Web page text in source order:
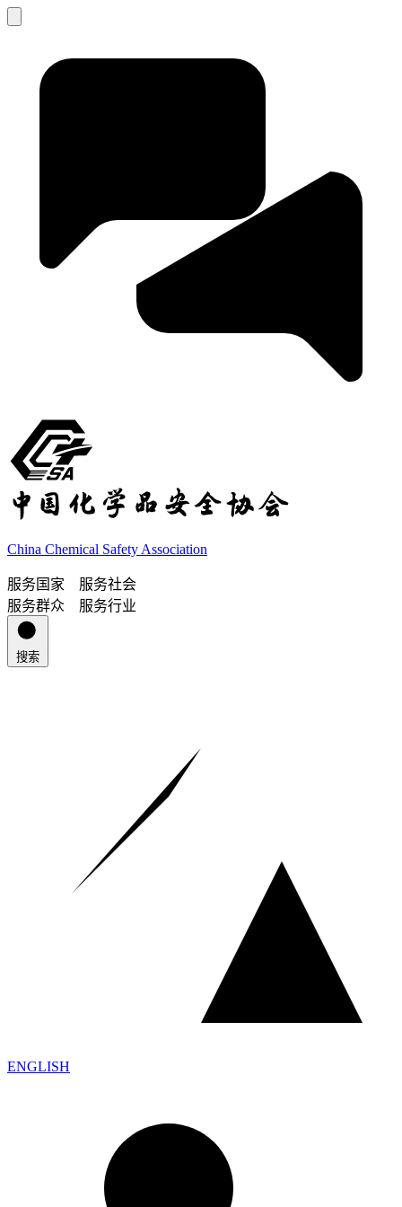
China Chemical Safety Association
服务国家 服务社会
服务群众 服务行业
搜索
ENGLISH